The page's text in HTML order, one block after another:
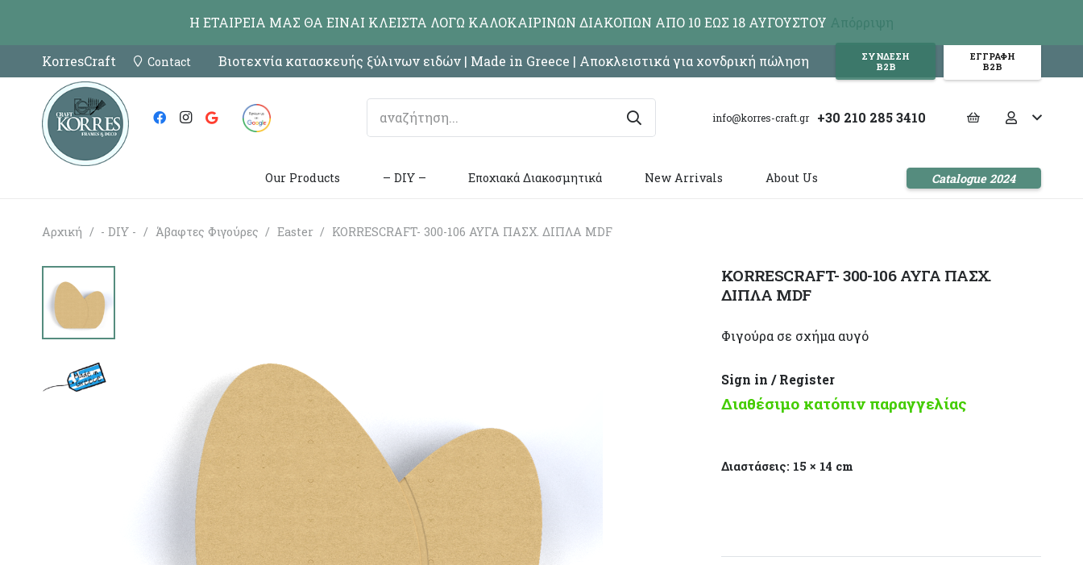
KorresCraft Contact Βιοτεχνία κατασκευής ξύλινων ειδών | Made in Greece | Αποκλειστικά για χονδρική πώληση
ΣΥΝΔΕΣΗ
Β2Β
ΕΓΓΡΑΦΗ
Β2Β
info@korres-craft.gr +30 210 285 3410
Our Products – DIY – Εποχιακά Διακοσμητικά New Arrivals About Us Catalogue 2024
Αρχική / - DIY - / Άβαφτες Φιγούρες / Easter / KORRESCRAFT- 300-106 ΑΥΓΑ ΠΑΣΧ. ΔΙΠΛΑ MDF
KORRESCRAFT- 300-106 ΑΥΓΑ ΠΑΣΧ.
ΔΙΠΛΑ MDF
Φιγούρα σε σχήμα αυγό
Sign in / Register
Διαθέσιμο κατόπιν παραγγελίας
Διαστάσεις: 15 × 14 cm
Η ΕΤΑΙΡΕΙΑ ΜΑΣ ΘΑ ΕΙΝΑΙ ΚΛΕΙΣΤΑ ΛΟΓΩ ΚΑΛΟΚΑΙΡΙΝΩΝ ΔΙΑΚΟΠΩΝ ΑΠΟ 10 ΕΩΣ 18 ΑΥΓΟΥΣΤΟΥ Απόρριψη